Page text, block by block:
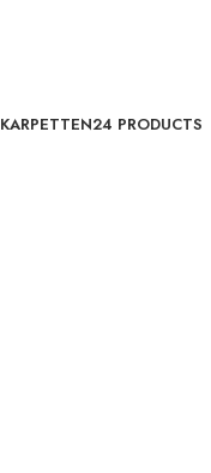
KARPETTEN24 PRODUCTS